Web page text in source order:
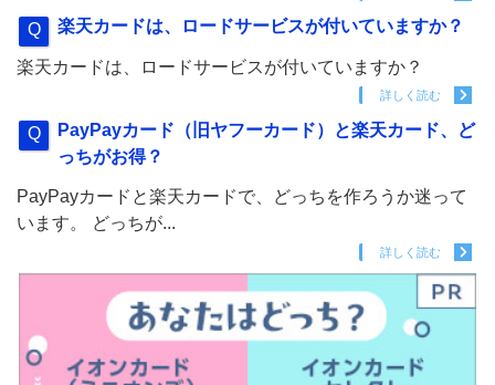
楽天カードは、ロードサービスが付いていますか？
楽天カードは、ロードサービスが付いていますか？
詳しく読む
PayPayカード（旧ヤフーカード）と楽天カード、ど
っちがお得？
PayPayカードと楽天カードで、どっちを作ろうか迷って
います。 どっちが...
詳しく読む